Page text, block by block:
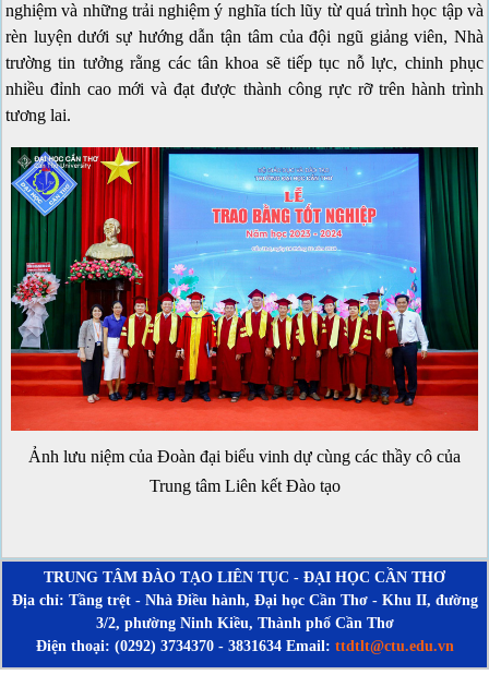
nghiệm và những trải nghiệm ý nghĩa tích lũy từ quá trình học tập và
rèn luyện dưới sự hướng dẫn tận tâm của đội ngũ giảng viên, Nhà
trường tin tưởng rằng các tân khoa sẽ tiếp tục nỗ lực, chinh phục
nhiều đỉnh cao mới và đạt được thành công rực rỡ trên hành trình
tương lai.
Ảnh lưu niệm của Đoàn đại biểu vinh dự cùng các thầy cô của
Trung tâm Liên kết Đào tạo
TRUNG TÂM ĐÀO TẠO LIÊN TỤC - ĐẠI HỌC CẦN THƠ
Địa chỉ: Tầng trệt - Nhà Điều hành, Đại học Cần Thơ - Khu II, đường
3/2, phường Ninh Kiều, Thành phố Cần Thơ
Điện thoại: (0292) 3734370 - 3831634 Email: ttdtlt@ctu.edu.vn